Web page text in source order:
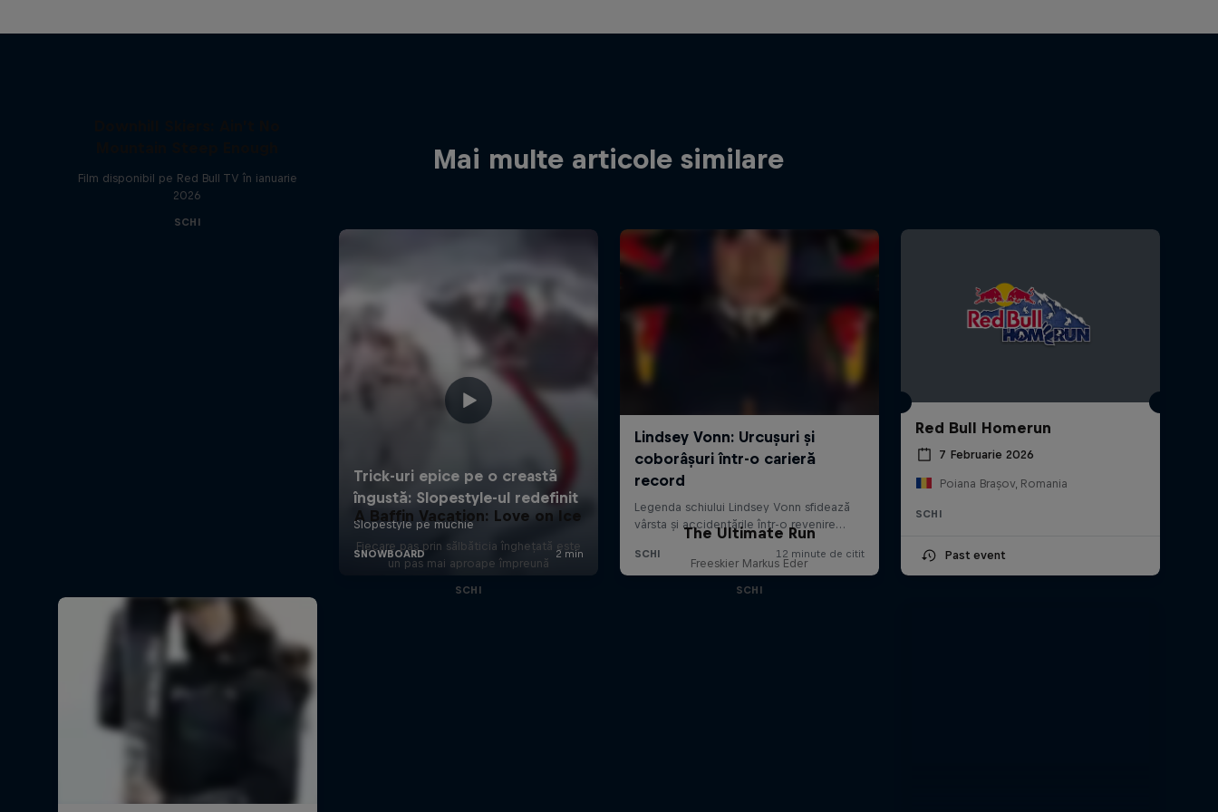
Mai multe articole similare
Film disponibil pe Red Bull TV în ianuarie
2026
SCHI
Red Bull Homerun
7 Februarie 2026
Poiana Brașov, Romania
SCHI
Past event
A Baffin Vacation: Love on Ice
Fiecare pas prin sălbăticia înghețată este
un pas mai aproape împreună
SCHI
The Ultimate Run
Freeskier Markus Eder
SCHI